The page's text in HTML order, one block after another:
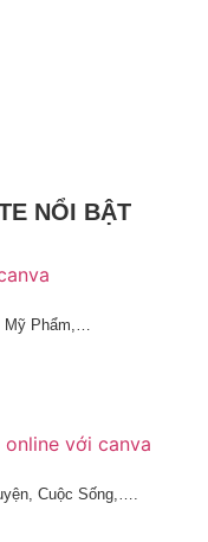
NỔI BẬT
Phẩm,…
Cuộc Sống,….